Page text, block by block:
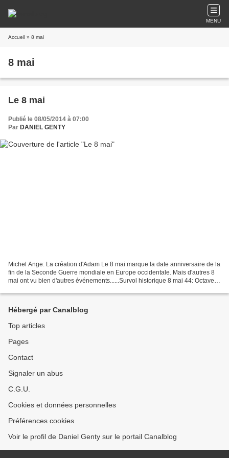
MENU
Accueil » 8 mai
8 mai
Le 8 mai
Publié le 08/05/2014 à 07:00
Par DANIEL GENTY
Michel Ange: La création d'Adam Le 8 mai marque la date anniversaire de la
fin de la Seconde Guerre mondiale en Europe occidentale. Mais d'autres 8
mai ont vu bien d'autres événements......Survol historique 8 mai 44: Octave
Hébergé par Canalblog
Top articles
Pages
Contact
Signaler un abus
C.G.U.
Cookies et données personnelles
Préférences cookies
Voir le profil de Daniel Genty sur le portail Canalblog